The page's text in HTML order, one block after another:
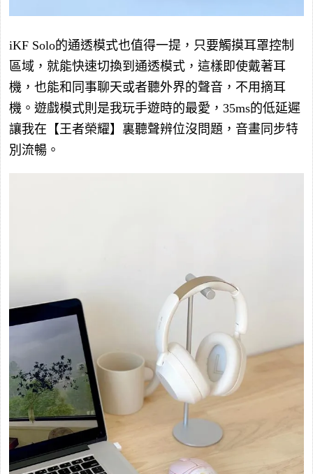
iKF Solo的通透模式也值得一提，只要觸摸耳罩控制
區域，就能快速切換到通透模式，這樣即使戴著耳
機，也能和同事聊天或者聽外界的聲音，不用摘耳
機。遊戲模式則是我玩手遊時的最愛，35ms的低延遲
讓我在【王者榮耀】裏聽聲辨位沒問題，音畫同步特
別流暢。